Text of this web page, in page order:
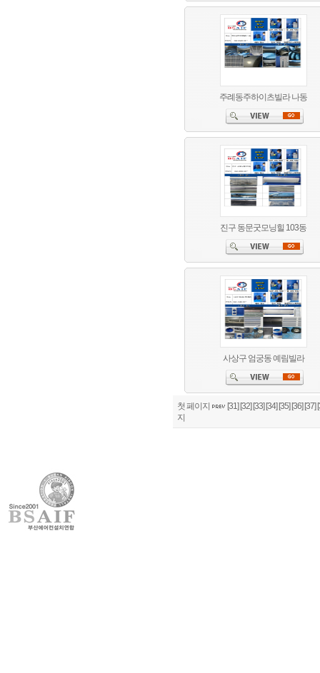
주례동주하이츠빌라 나동
진구 동문굿모닝힐 103동
사상구 엄궁동 예림빌라
첫 페이지 [31] [32] [33] [34] [35] [36] [37]
지